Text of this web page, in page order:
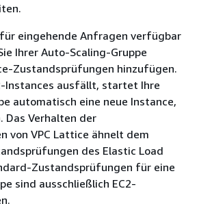
eingehende Anfragen verfügbar
Ihrer Auto-Scaling-Gruppe
Zustandsprüfungen hinzufügen.
Instances ausfällt, startet Ihre
automatisch eine neue Instance,
Das Verhalten der
von VPC Lattice ähnelt dem
des Elastic Load
Zustandsprüfungen für eine
sind ausschließlich EC2-